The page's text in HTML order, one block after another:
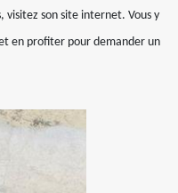
visitez son site internet. Vous y
en profiter pour demander un